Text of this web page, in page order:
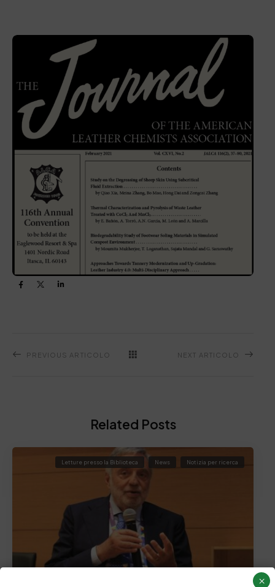
PREVIOUS ARTICOLO NEXT ARTICOLO
Related Posts
Letture presso la Biblioteca News Notizia per ricerca
×